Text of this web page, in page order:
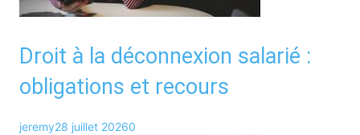
Droit à la déconnexion salarié :
obligations et recours
jeremy28 juillet 20260